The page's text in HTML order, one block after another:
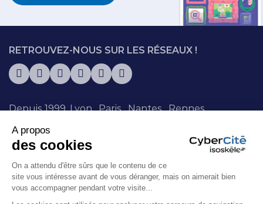
A propos
des cookies
On a attendu d'être sûrs que le contenu de ce
site vous intéresse avant de vous déranger, mais on aimerait bien
vous accompagner pendant votre visite...
RETROUVEZ-NOUS SUR LES RÉSEAUX !
Depuis 1999.Lyon.Paris.Nantes.Rennes.
collaborateurs.trices.
© Isoskèle 1999-2026 – Siren : 415068345
Mentions légalesPolitique de cookies